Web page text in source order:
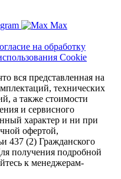
Max
на обработку
Cookie
вся представленная на
технических
а также стоимости
и сервисного
характер и ни при
офертой,
437 (2) Гражданского
получения подробной
к менеджерам-